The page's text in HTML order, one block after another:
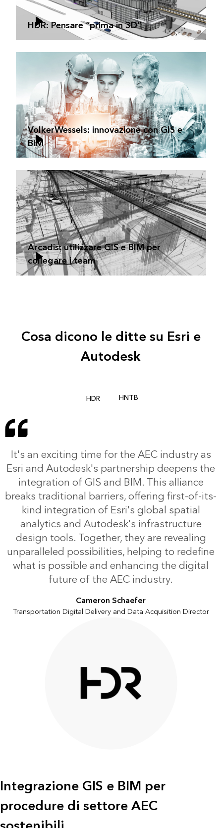
HDR: Pensare “prima in 3D”
VolkerWessels: innovazione con GIS e
BIM
Arcadis: utilizzare GIS e BIM per
collegare i team
Cosa dicono le ditte su Esri e
Autodesk
HDR HNTB
It's an exciting time for the AEC industry as
Esri and Autodesk's partnership deepens the
integration of GIS and BIM. This alliance
breaks traditional barriers, offering first-of-its-
kind integration of Esri's global spatial
analytics and Autodesk's infrastructure
design tools. Together, they are revealing
unparalleled possibilities, helping to redefine
what is possible and enhancing the digital
future of the AEC industry.
Cameron Schaefer
Transportation Digital Delivery and Data Acquisition Director
Integrazione GIS e BIM per
procedure di settore AEC